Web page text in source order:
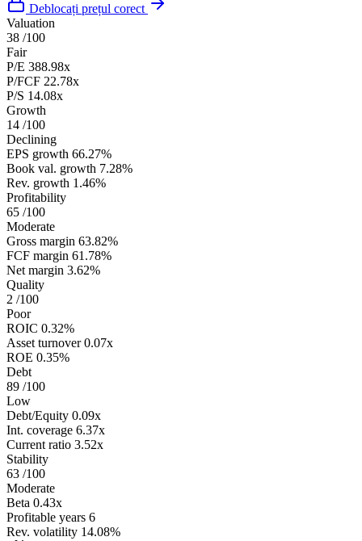
Deblocați prețul corect
Valuation
38 /100
Fair
P/E 388.98x
P/FCF 22.78x
P/S 14.08x
Growth
14 /100
Declining
EPS growth 66.27%
Book val. growth 7.28%
Rev. growth 1.46%
Profitability
65 /100
Moderate
Gross margin 63.82%
FCF margin 61.78%
Net margin 3.62%
Quality
2 /100
Poor
ROIC 0.32%
Asset turnover 0.07x
ROE 0.35%
Debt
89 /100
Low
Debt/Equity 0.09x
Int. coverage 6.37x
Current ratio 3.52x
Stability
63 /100
Moderate
Beta 0.43x
Profitable years 6
Rev. volatility 14.08%